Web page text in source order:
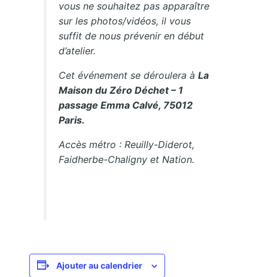
vous ne souhaitez pas apparaître
sur les photos/vidéos, il vous
suffit de nous prévenir en début
d’atelier.
Cet événement se déroulera àLa
Maison du Zéro Déchet – 1
passage Emma Calvé, 75012
Paris.
Accès métro : Reuilly-Diderot,
Faidherbe-Chaligny et Nation.
Ajouter au calendrier